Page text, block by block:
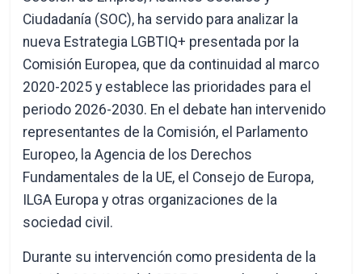
Ciudadanía (SOC), ha servido para analizar la
nueva Estrategia LGBTIQ+ presentada por la
Comisión Europea, que da continuidad al marco
2020-2025 y establece las prioridades para el
periodo 2026-2030. En el debate han intervenido
representantes de la Comisión, el Parlamento
Europeo, la Agencia de los Derechos
Fundamentales de la UE, el Consejo de Europa,
ILGA Europa y otras organizaciones de la
sociedad civil.
Durante su intervención como presidenta de la